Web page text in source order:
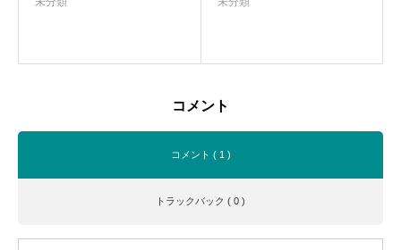
コメント
コメント ( 1 )
トラックバック ( 0 )